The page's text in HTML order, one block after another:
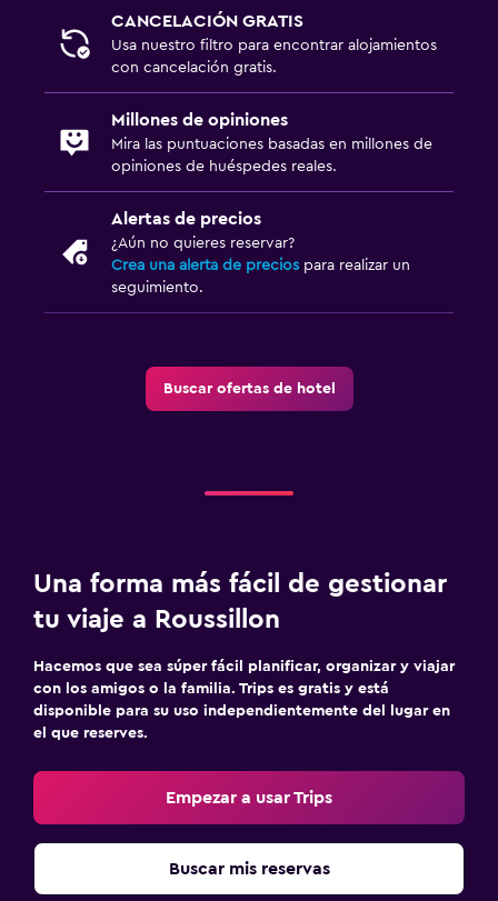
CANCELACIÓN GRATIS
Usa nuestro filtro para encontrar alojamientos
con cancelación gratis.
Millones de opiniones
Mira las puntuaciones basadas en millones de
opiniones de huéspedes reales.
Alertas de precios
¿Aún no quieres reservar?
Crea una alerta de precios para realizar un
seguimiento.
Buscar ofertas de hotel
Una forma más fácil de gestionar
tu viaje a Roussillon
Hacemos que sea súper fácil planificar, organizar y viajar
con los amigos o la familia. Trips es gratis y está
disponible para su uso independientemente del lugar en
el que reserves.
Empezar a usar Trips
Buscar mis reservas